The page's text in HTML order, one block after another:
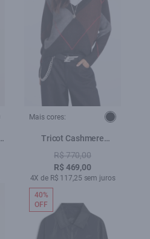
Mais cores:
Tricot Cashmere
Lonsango Preto
R$ 770,00
R$ 469,00
4X de R$ 117,25 sem juros
40%
OFF